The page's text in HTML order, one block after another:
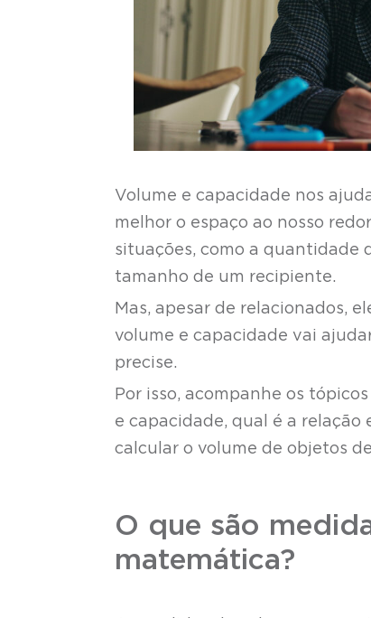
Volume e capacidade nos
melhor o espaço ao nosso
situações, como a quantidade
tamanho de um recipiente.
Mas, apesar de relacionados,
volume e capacidade vai
precise.
Por isso, acompanhe os
e capacidade, qual é a relação
calcular o volume de objetos
O que são
matemática?